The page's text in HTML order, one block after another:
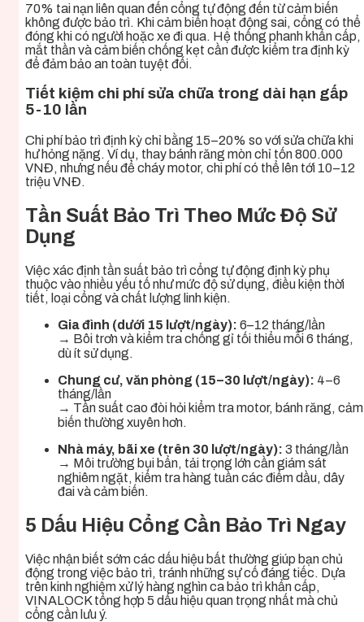
70% tai nạn liên quan đến cổng tự động đến từ cảm biến
không được bảo trì. Khi cảm biến hoạt động sai, cổng có thể
đóng khi có người hoặc xe đi qua. Hệ thống phanh khẩn cấp,
mắt thần và cảm biến chống kẹt cần được kiểm tra định kỳ
để đảm bảo an toàn tuyệt đối.
Tiết kiệm chi phí sửa chữa trong dài hạn gấp
5-10 lần
Chi phí bảo trì định kỳ chỉ bằng 15–20% so với sửa chữa khi
hư hỏng nặng. Ví dụ, thay bánh răng mòn chỉ tốn 800.000
VNĐ, nhưng nếu để cháy motor, chi phí có thể lên tới 10–12
triệu VNĐ.
Tần Suất Bảo Trì Theo Mức Độ Sử
Dụng
Việc xác định tần suất bảo trì cổng tự động định kỳ phụ
thuộc vào nhiều yếu tố như mức độ sử dụng, điều kiện thời
tiết, loại cổng và chất lượng linh kiện.
Gia đình (dưới 15 lượt/ngày): 6–12 tháng/lần
→ Bôi trơn và kiểm tra chống gỉ tối thiểu mỗi 6 tháng,
dù ít sử dụng.
Chung cư, văn phòng (15–30 lượt/ngày): 4–6
tháng/lần
→ Tần suất cao đòi hỏi kiểm tra motor, bánh răng, cảm
biến thường xuyên hơn.
Nhà máy, bãi xe (trên 30 lượt/ngày): 3 tháng/lần
→ Môi trường bụi bẩn, tải trọng lớn cần giám sát
nghiêm ngặt, kiểm tra hàng tuần các điểm dầu, dây
đai và cảm biến.
5 Dấu Hiệu Cổng Cần Bảo Trì Ngay
Việc nhận biết sớm các dấu hiệu bất thường giúp bạn chủ
động trong việc bảo trì, tránh những sự cố đáng tiếc. Dựa
trên kinh nghiệm xử lý hàng nghìn ca bảo trì khẩn cấp,
VINALOCK tổng hợp 5 dấu hiệu quan trọng nhất mà chủ
cổng cần lưu ý.